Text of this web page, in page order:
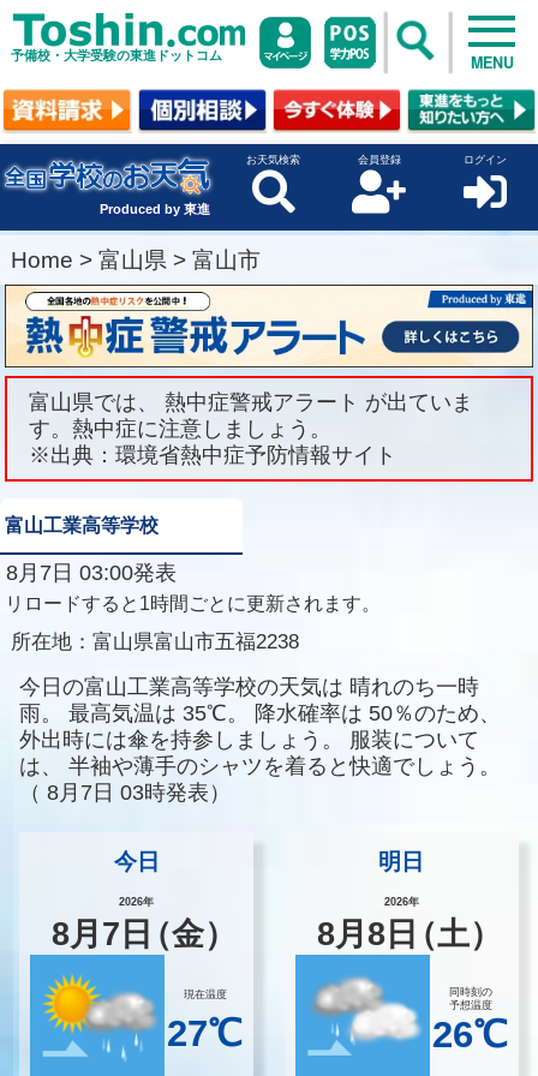
予備校・大学受験の東進ドットコム MENU
Produced by 東進
お天気検索 会員登録 ログイン
Home > 富山県 > 富山市
富山県では、 熱中症警戒アラート が出ていま
す。熱中症に注意しましょう。
※出典：環境省熱中症予防情報サイト
富山工業高等学校
8月7日 03:00発表
リロードすると1時間ごとに更新されます。
所在地： 富山県富山市五福2238
今日の富山工業高等学校の天気は 晴れのち一時
雨。
最高気温は 35℃。 降水確率は 50％のため、
外出時には傘を持参しましょう。
服装について
は、
半袖や薄手のシャツを着ると快適でしょう。
（ 8月7日 03時発表）
今日
2026年
8月 7 日（金）
現在温度
27℃
明日
2026年
8月8 日（土）
同時刻の
予想温度
26℃